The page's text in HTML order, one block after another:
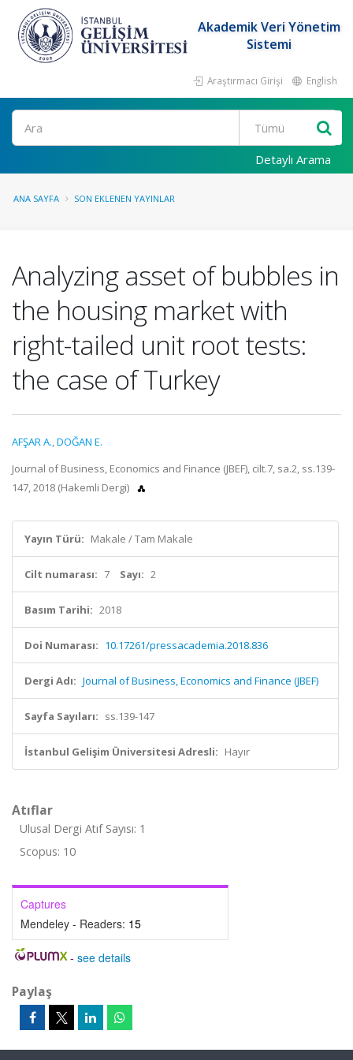
Akademik Veri Yönetim
Sistemi
Araştırmacı Girişi English
Ara
Detaylı Arama
ANA SAYFA SON EKLENEN YAYINLAR
Analyzing asset of bubbles in
the housing market with
right-tailed unit root tests:
the case of Turkey
AFŞAR A.,DOĞAN E.
Journal of Business, Economics and Finance (JBEF), cilt.7, sa.2, ss.139-
147, 2018 (Hakemli Dergi)
Yayın Türü: Makale / Tam Makale
Cilt numarası: 7 Sayı: 2
Basım Tarihi: 2018
Doi Numarası: 10.17261/pressacademia.2018.836
Dergi Adı: Journal of Business, Economics and Finance (JBEF)
Sayfa Sayıları: ss.139-147
İstanbul Gelişim Üniversitesi Adresli: Hayır
Atıflar
Ulusal Dergi Atıf Sayısı: 1
Scopus: 10
Captures
Mendeley - Readers: 15
- see details
Paylaş